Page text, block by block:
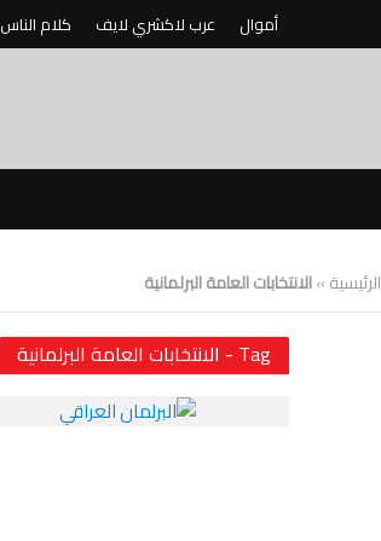
أموال عرب لاكشري لايف كلام الناس
الرئيسية»الانتخابات العامة البرلمانية
Tag - الانتخابات العامة البرلمانية